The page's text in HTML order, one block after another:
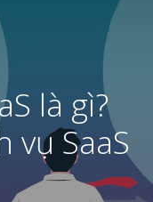
là gì?
vụ SaaS